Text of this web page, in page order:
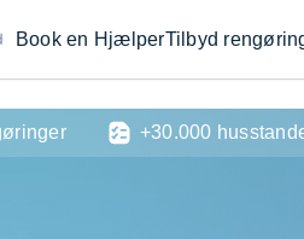
Book en HjælperTilbyd
+30.000